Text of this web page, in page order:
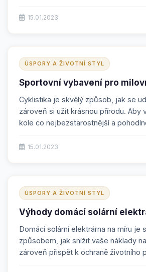
15.01.2023
ÚSPORY A ŽIVOTNÍ STYL
Sportovní vybavení pro
Cyklistika je skvělý způsob, jak se
zároveň si užít krásnou přírodu. Aby
kole co nejbezstarostnější a
15.01.2023
ÚSPORY A ŽIVOTNÍ STYL
Výhody domácí solární
Domácí solární elektrárna na míru je
způsobem, jak snížit vaše náklady
zároveň přispět k ochraně životního